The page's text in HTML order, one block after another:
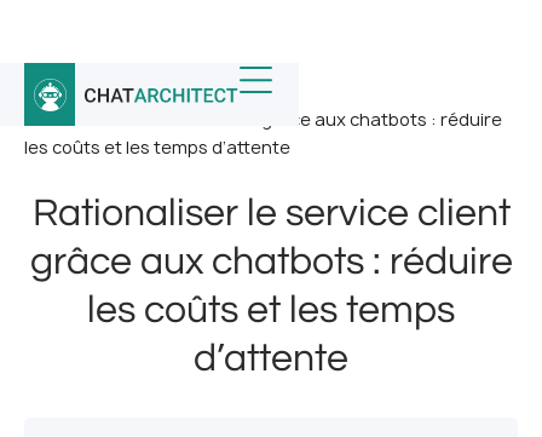
Accueil / Nouvelles /
Rationaliser le service client grâce aux chatbots : réduire
les coûts et les temps d’attente
Rationaliser le service client
grâce aux chatbots : réduire
les coûts et les temps
d’attente